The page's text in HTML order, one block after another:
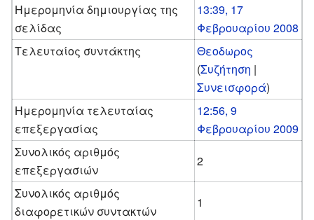
Ημερομηνία δημιουργίας της
σελίδας
13:39, 17
Φεβρουαρίου 2008
Τελευταίος συντάκτης
Θεοδωρος
(Συζήτηση |
Συνεισφορά)
Ημερομηνία τελευταίας
επεξεργασίας
12:56, 9
Φεβρουαρίου 2009
Συνολικός αριθμός
επεξεργασιών
2
Συνολικός αριθμός
διαφορετικών συντακτών
1